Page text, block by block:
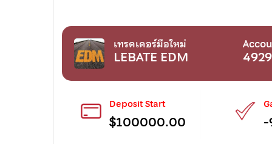
เทรดเดอร์มือใหม่
LEBATE EDM
Deposit Start
$100000.00 -